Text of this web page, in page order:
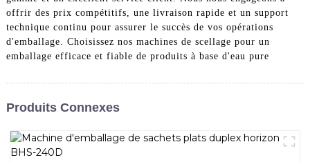
offrir des prix compétitifs, une livraison rapide et un support
technique continu pour assurer le succès de vos opérations
d'emballage. Choisissez nos machines de scellage pour un
emballage efficace et fiable de produits à base d'eau pure
Produits Connexes